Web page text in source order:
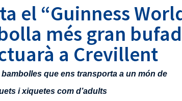
el “Guinness
més gran
a Crevillent
que ens transporta a un món de
i xiquetes com d’adults